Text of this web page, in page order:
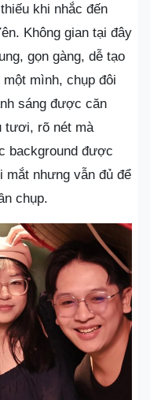
khi nhắc đến
Không gian tại đây
gọn gàng, dễ tạo
mình, chụp đôi
sáng được căn
tươi, rõ nét mà
background được
mắt nhưng vẫn đủ để
chụp.